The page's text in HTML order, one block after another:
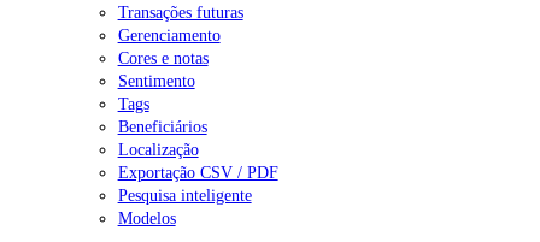
Transações futuras
Gerenciamento
Cores e notas
Sentimento
Tags
Beneficiários
Localização
Exportação CSV / PDF
Pesquisa inteligente
Modelos